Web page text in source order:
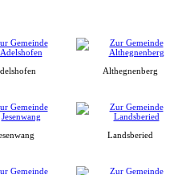
Althegnenberg
Landsberied